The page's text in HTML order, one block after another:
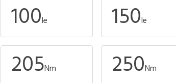
100le 150le
205Nm 250Nm